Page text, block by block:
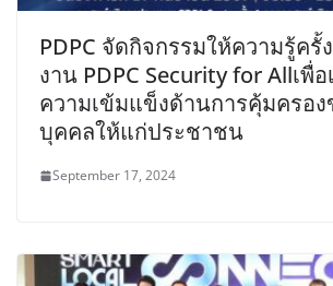
PDPC จัดกิจกรรมให้ความรู้ค
งาน PDPC Security for Allเพื่อ
ความเข้มแข็งด้านการคุ้มครอ
บุคคลให้แก่ประชาชน
September 17, 2024